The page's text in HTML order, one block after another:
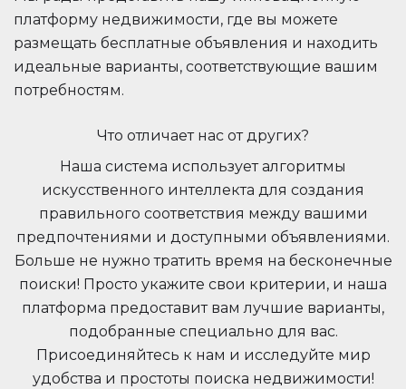
платформу недвижимости, где вы можете
размещать бесплатные объявления и находить
идеальные варианты, соответствующие вашим
потребностям.
Что отличает нас от других?
Наша система использует алгоритмы
искусственного интеллекта для создания
правильного соответствия между вашими
предпочтениями и доступными объявлениями.
Больше не нужно тратить время на бесконечные
поиски! Просто укажите свои критерии, и наша
платформа предоставит вам лучшие варианты,
подобранные специально для вас.
Присоединяйтесь к нам и исследуйте мир
удобства и простоты поиска недвижимости!